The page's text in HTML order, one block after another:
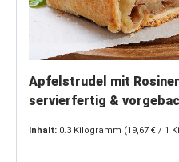
Apfelstrudel mit
servierfertig &
Inhalt: 0.3 Kilogramm (19,67 € / 1